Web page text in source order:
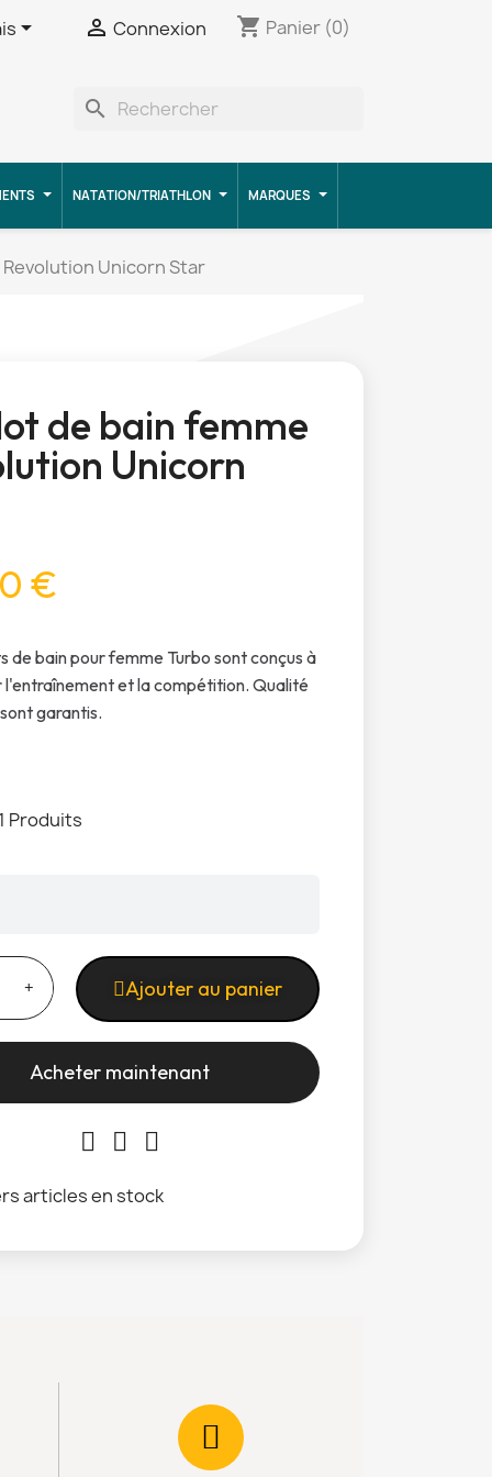
  Connexion shopping_cart Panier (0)
search
NATATION/TRIATHLON MARQUES
Unicorn Star
de bain femme
Unicorn
€
de bain pour femme Turbo sont conçus à
l'entraînement et la compétition. Qualité
garantis.
Produits
Ajouter au panier
Acheter maintenant
articles en stock